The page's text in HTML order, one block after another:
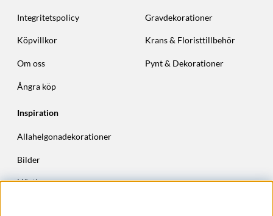
Integritetspolicy
Köpvillkor
Om oss
Ångra köp
Gravdekorationer
Krans & Floristtillbehör
Pynt & Dekorationer
Inspiration
Allahelgonadekorationer
Bilder
Höstkransar